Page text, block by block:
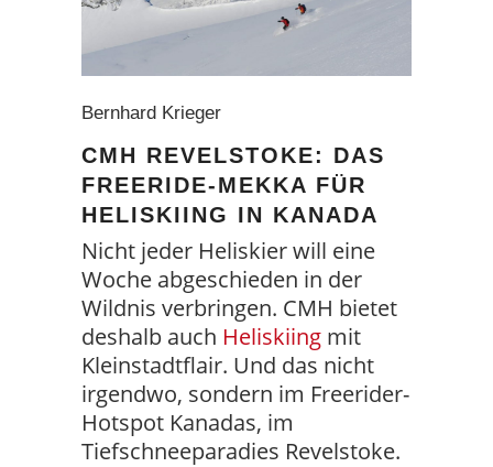
Bernhard Krieger
CMH REVELSTOKE: DAS
FREERIDE-MEKKA FÜR
HELISKIING IN KANADA
Nicht jeder Heliskier will eine
Woche abgeschieden in der
Wildnis verbringen. CMH bietet
deshalb auch Heliskiing mit
Kleinstadtflair. Und das nicht
irgendwo, sondern im Freerider-
Hotspot Kanadas, im
Tiefschneeparadies Revelstoke.